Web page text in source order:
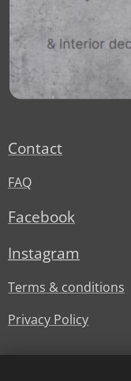
Contact
FAQ
Facebook
Instagram
Terms & conditions
Privacy Policy